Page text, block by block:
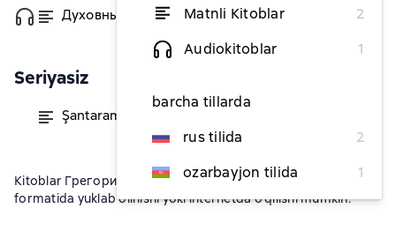
Matnli Kitoblar
2
Audiokitoblar
1
barcha tillarda
rus tilida
2
ozarbayjon tilida
1
Духовный путь dan 66 763,64 soʻm
Seriyasiz
Şantaram
Kitoblar Грегори Дэвид Робертсda fb2, txt, epub, pdf
formatida yuklab olinishi yoki internetda o'qilishi mumkin.